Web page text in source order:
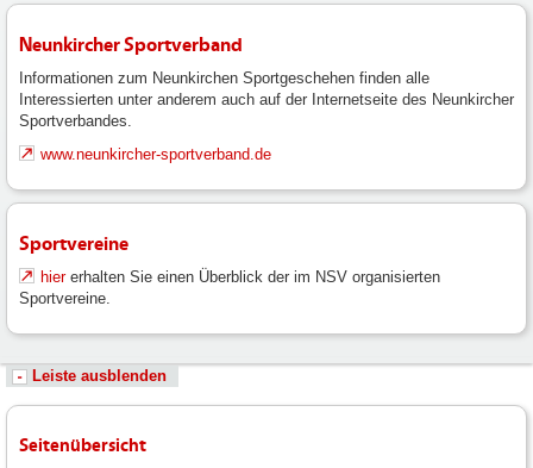
Neunkircher Sportverband
Informationen zum Neunkirchen Sportgeschehen finden alle
Interessierten unter anderem auch auf der Internetseite des Neunkircher
Sportverbandes.
www.neunkircher-sportverband.de
Sportvereine
hiererhalten Sie einen Überblick der im NSV organisierten
Sportvereine.
Leiste ausblenden
Seitenübersicht